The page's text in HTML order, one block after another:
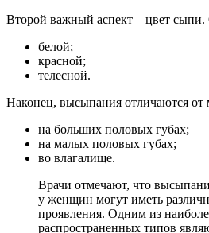
Второй важный аспект – цвет сыпи.
белой;
красной;
телесной.
Наконец, высыпания отличаются от
на больших половых губах;
на малых половых губах;
во влагалище.
Врачи отмечают, что
у женщин могут иметь
проявления. Одним из
распространенных типов